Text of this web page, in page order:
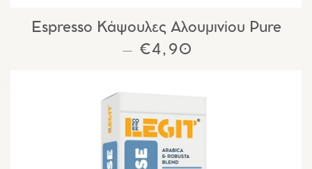
Espresso Κάψουλες Αλουμινίου Pure
— ΚΑΝΟΝΙΚΉ ΤΙΜΉ
€4,90